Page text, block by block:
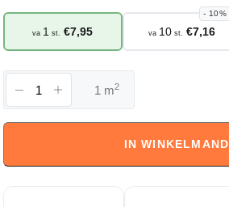
va 1 st. €7,95 va 10 st. €7,16
10%
Rosa
(P)
Fairy
m2
IN WINKELMAND